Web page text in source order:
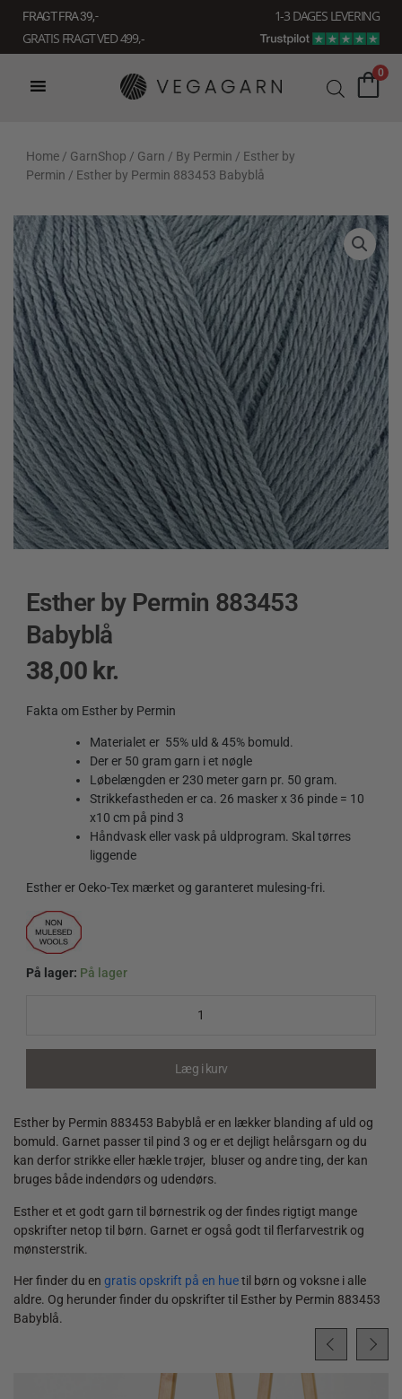
indholdet
FRAGT FRA 39, -
1-3 DAGES LEVERING
GRATIS FRAGT VED 499,-
0
Home / GarnShop / Garn / By Permin / Esther by
Permin / Esther by Permin 883453 Babyblå
Esther by Permin 883453
Babyblå
38,00 kr.
Fakta om Esther by Permin
Materialet er 55% uld & 45% bomuld.
Der er 50 gram garn i et nøgle
Løbelængden er 230 meter garn pr. 50 gram.
Strikkefastheden er ca. 26 masker x 36 pinde = 10
x10 cm på pind 3
Håndvask eller vask på uldprogram. Skal tørres
liggende
Esther er Oeko-Tex mærket og garanteret mulesing-fri.
På lager: På lager
Esther
Læg i kurv
Esther by Permin 883453 Babyblå er en lækker blanding af uld og
bomuld. Garnet passer til pind 3 og er et dejligt helårsgarn og du
kan derfor strikke eller hækle trøjer, bluser og andre ting, der kan
bruges både indendørs og udendørs.
Esther et et godt garn til børnestrik og der findes rigtigt mange
opskrifter netop til børn. Garnet er også godt til flerfarvestrik og
mønsterstrik.
Her finder du en gratis opskrift på en huetil børn og voksne i alle
aldre. Og herunder finder du opskrifter til Esther by Permin 883453
Babyblå.